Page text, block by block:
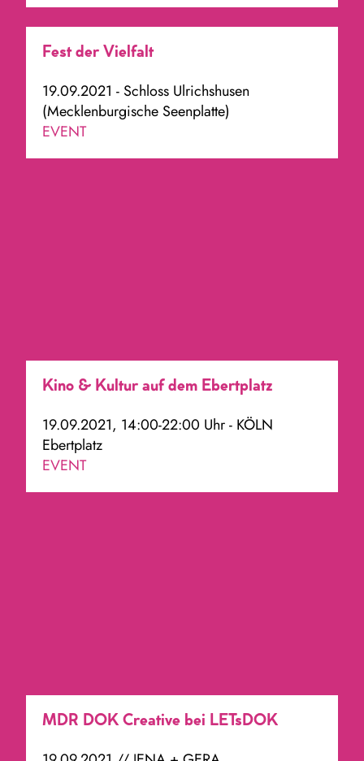
Fest der Vielfalt
19.09.2021 - Schloss Ulrichshusen
(Mecklenburgische Seenplatte)
EVENT
Kino & Kultur auf dem Ebertplatz
19.09.2021, 14:00-22:00 Uhr - KÖLN
Ebertplatz
EVENT
MDR DOK Creative bei LETsDOK